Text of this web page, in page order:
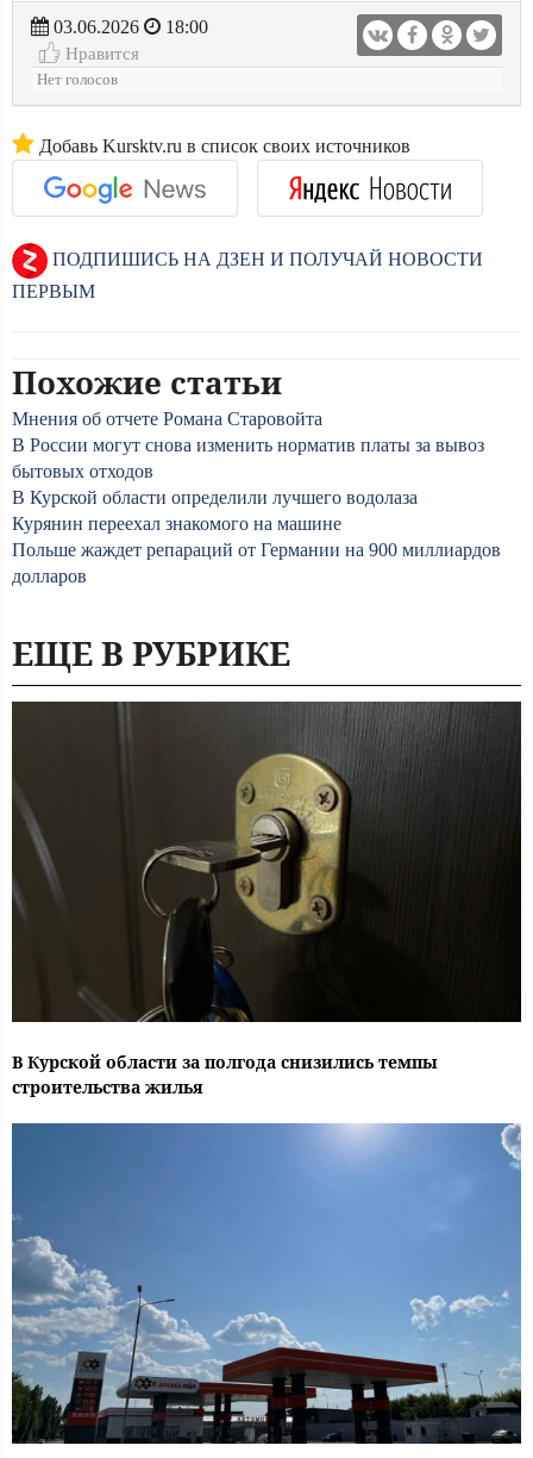
03.06.2026
18:00
Нравится
Нет голосов
Добавь Kursktv.ru в список своих источников
ПОДПИШИСЬ НА ДЗЕН И ПОЛУЧАЙ НОВОСТИ
ПЕРВЫМ
Похожие статьи
Мнения об отчете Романа Старовойта
В России могут снова изменить норматив платы за вывоз
бытовых отходов
В Курской области определили лучшего водолаза
Курянин переехал знакомого на машине
Польше жаждет репараций от Германии на 900 миллиардов
долларов
ЕЩЕ В РУБРИКЕ
В Курской области за полгода снизились темпы
строительства жилья